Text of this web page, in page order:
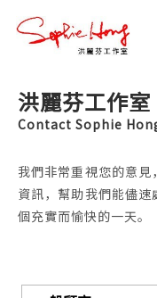
洪麗芬工作室
Contact Sophie
我們非常重視您的意
資訊，幫助我們能儘
個充實而愉快的一天。